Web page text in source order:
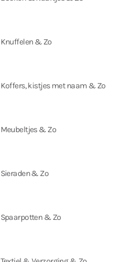
Knuffelen & Zo
Koffers, kistjes met naam & Zo
Meubeltjes & Zo
Sieraden & Zo
Spaarpotten & Zo